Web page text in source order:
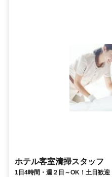
ホテル客室清掃スタッフ
1日4時間・週２日～OK！土日歓